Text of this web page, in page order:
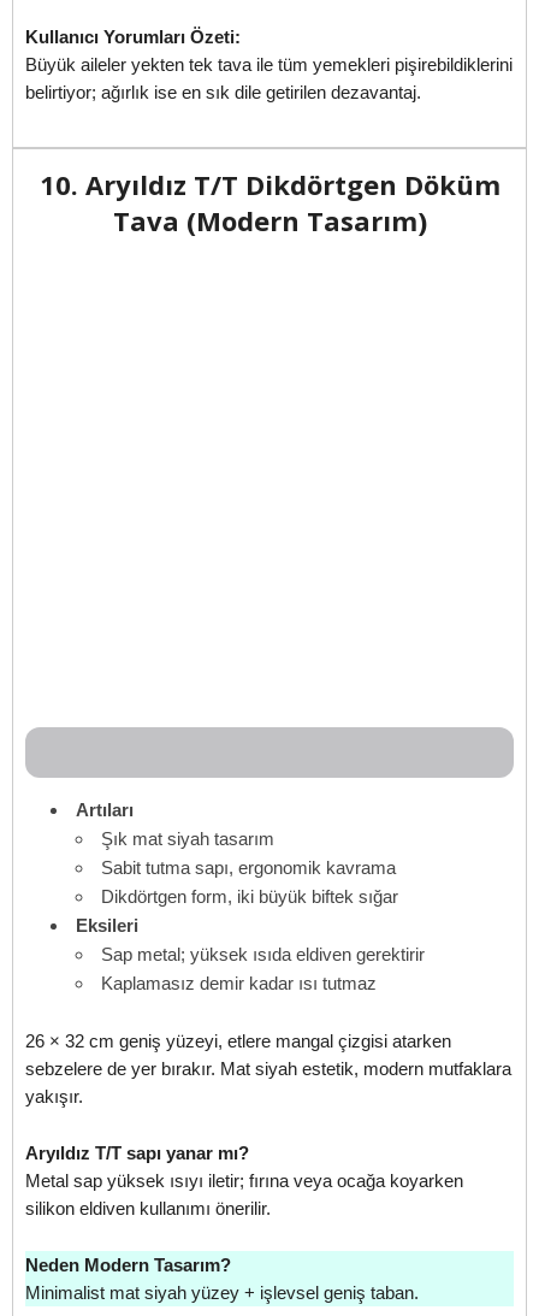
Kullanıcı Yorumları Özeti:
Büyük aileler yekten tek tava ile tüm yemekleri pişirebildiklerini
belirtiyor; ağırlık ise en sık dile getirilen dezavantaj.
10. Aryıldız T/T Dikdörtgen Döküm
Tava (Modern Tasarım)
Artıları
Şık mat siyah tasarım
Sabit tutma sapı, ergonomik kavrama
Dikdörtgen form, iki büyük biftek sığar
Eksileri
Sap metal; yüksek ısıda eldiven gerektirir
Kaplamasız demir kadar ısı tutmaz
26 × 32 cm geniş yüzeyi, etlere mangal çizgisi atarken
sebzelere de yer bırakır. Mat siyah estetik, modern mutfaklara
yakışır.
Aryıldız T/T sapı yanar mı?
Metal sap yüksek ısıyı iletir; fırına veya ocağa koyarken
silikon eldiven kullanımı önerilir.
Neden Modern Tasarım?
Minimalist mat siyah yüzey + işlevsel geniş taban.